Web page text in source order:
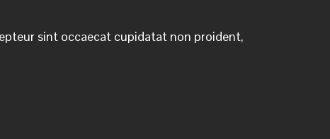
sint occaecat cupidatat non proident,